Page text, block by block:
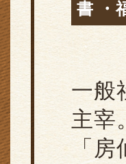
書 ・
一般
主宰
「